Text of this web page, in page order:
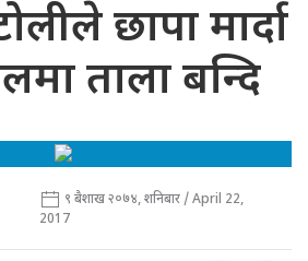
छापा मार्दा
ताला बन्दि
९ बैशाख २०७४, शनिबार / April 22,
2017